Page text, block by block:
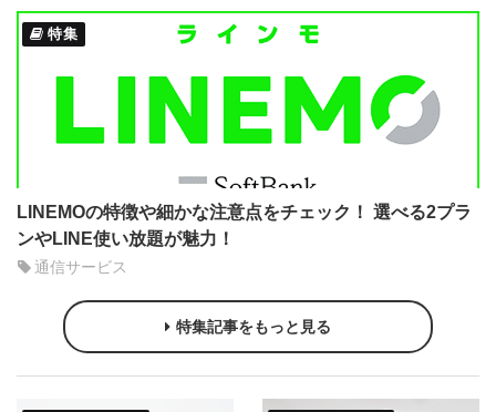
特集
LINEMOの特徴や細かな注意点をチェック！ 選べる2プラ
ンやLINE使い放題が魅力！
通信サービス
特集記事をもっと見る